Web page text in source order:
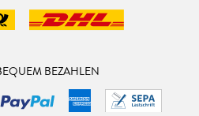
BEZAHLEN